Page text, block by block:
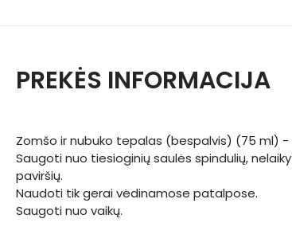
PREKĖS INFORMACIJA
Zomšo ir nubuko tepalas (bespalvis) (75 ml) -
Saugoti nuo tiesioginių saulės spindulių,
paviršių.
Naudoti tik gerai vėdinamose patalpose.
Saugoti nuo vaikų.